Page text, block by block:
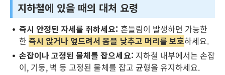
지하철에 있을 때의 대처 요령
즉시 안정된 자세를 취하세요: 흔들림이 발생하면 가능한
한즉시 앉거나 엎드려서 몸을 낮추고 머리를 보호하세요.
손잡이나 고정된 물체를 잡으세요: 지하철 내부에서는 손잡
이, 기둥, 벽 등 고정된 물체를 잡고 균형을 유지하세요.